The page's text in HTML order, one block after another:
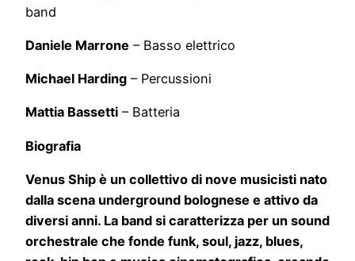
band
Daniele Marrone – Basso elettrico
Michael Harding – Percussioni
Mattia Bassetti – Batteria
Biografia
Venus Ship è un collettivo di nove musicisti nato
dalla scena underground bolognese e attivo da
diversi anni. La band si caratterizza per un sound
orchestrale che fonde funk, soul, jazz, blues,